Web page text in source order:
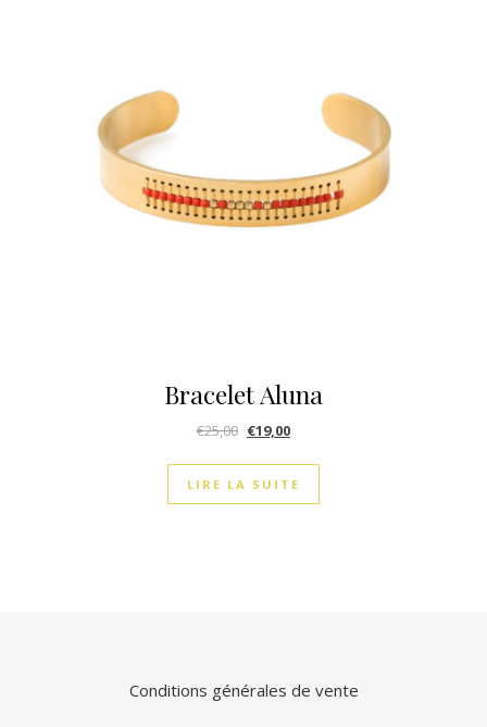
Bracelet Aluna
€25,00 €19,00
LIRE LA SUITE
Conditions générales de vente